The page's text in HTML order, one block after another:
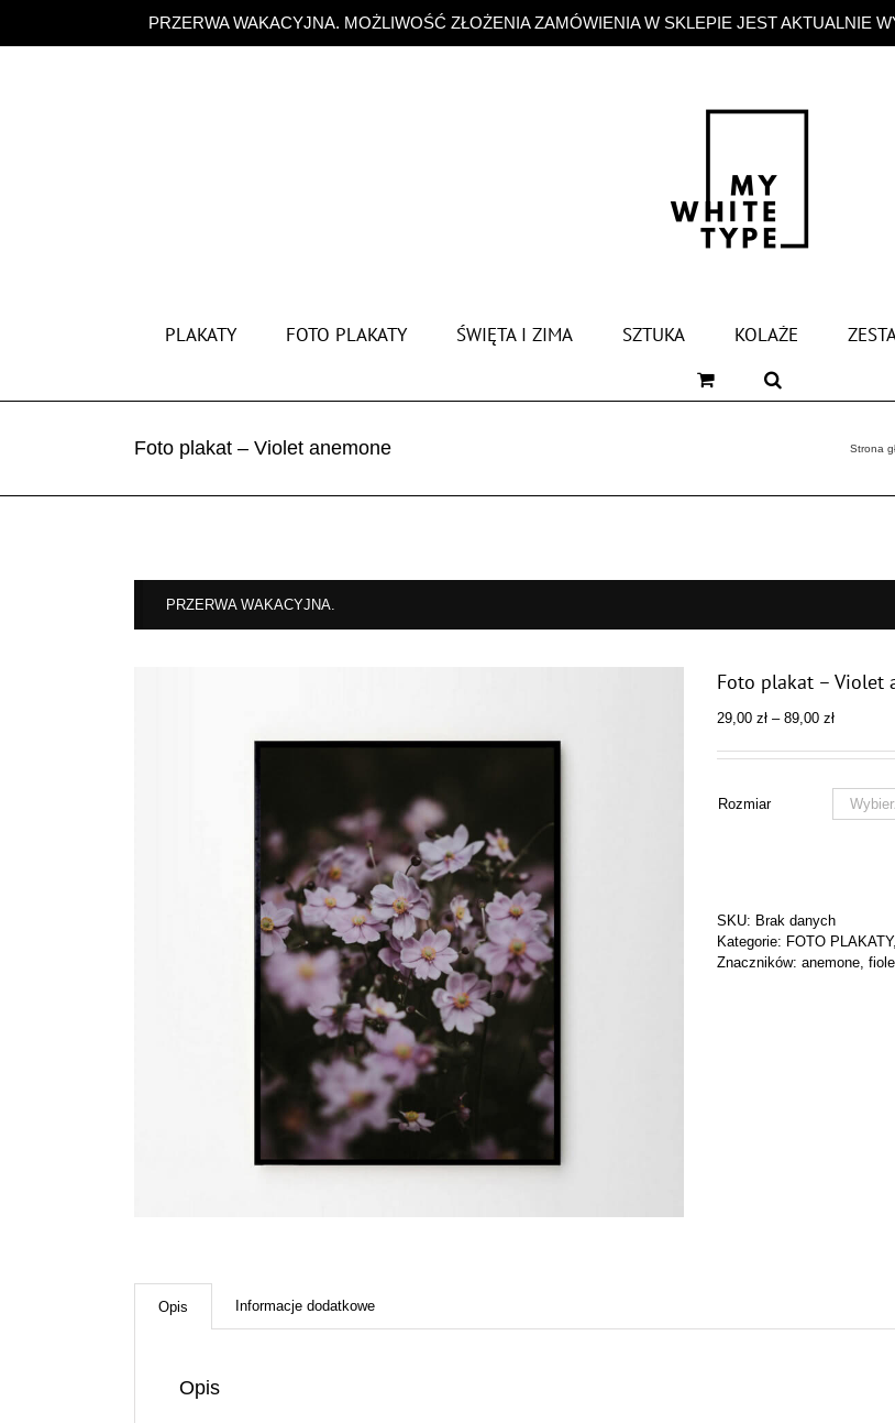
PRZERWA WAKACYJNA. MOŻLIWOŚĆ ZŁOŻENIA ZAMÓWIENIA W SKLEPIE JEST AKTUALNIE
zawartości
PLAKATY FOTO PLAKATY ŚWIĘTA I ZIMA SZTUKA KOLAŻE
Foto plakat – Violet anemone Strona
PRZERWA WAKACYJNA.
Foto plakat – Violet
29,00 zł – 89,00 złZakres
od
89,00 zł
Rozmiar
SKU: Brak danych
Kategorie: FOTO PLAKATY,
Znaczników: anemone,
Opis Informacje dodatkowe
Opis